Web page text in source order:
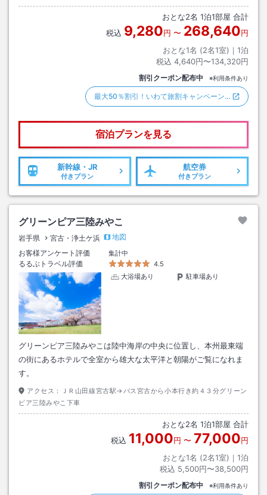
おとな2名 1泊1部屋 合計
税込 9,280円 〜 268,640円
おとな1名 (2名1室)｜ 1泊
税込 4,640円〜134,320円
割引クーポン配布中 ※利用条件あり
最大50％割引！いわて旅割キャンペーン…
宿泊プランを見る
新幹線・JR
付きプラン
航空券
付きプラン
グリーンピア三陸みやこ
岩手県 宮古・浄土ケ浜
地図
お客様アンケート評価
集計中
るるぶトラベル評価
4.5
大浴場あり
駐車場あり
グリーンピア三陸みやこは陸中海岸の中央に位置し、本州最東端
の街にあるホテルで全室から雄大な太平洋と朝陽がご覧になれま
す。
アクセス：
ＪＲ山田線宮古駅→バス宮古から小本行き約４３分グリーン
ピア三陸みやこ下車
おとな2名 1泊1部屋 合計
税込 11,000円 〜 77,000円
おとな1名 (2名1室)｜ 1泊
税込 5,500円〜38,500円
割引クーポン配布中 ※利用条件あり